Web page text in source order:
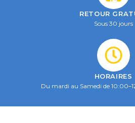
RETOUR
Sous 30 jours
HORAIRES
Du mardi au Samedi de